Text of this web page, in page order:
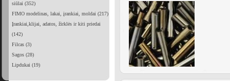
siūlai (352)
FIMO modelinas, lakai, įrankiai, moldai (217)
Įrankiai,klijai, adatos, žirklės ir kiti priedai
(142)
Filcas (3)
Sagos (28)
Lipdukai (19)